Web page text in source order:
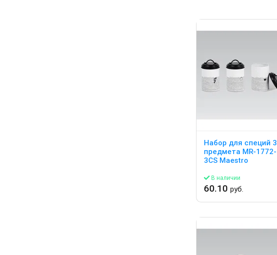
Набор для специй 3
предмета MR-1772-
3CS Maestro
В наличии
60.10 руб.